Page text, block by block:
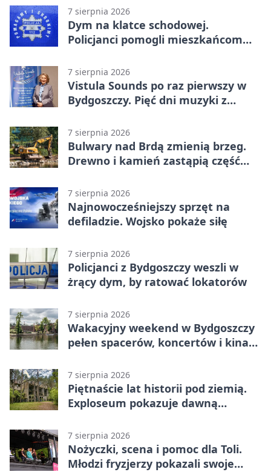
Bydgoszczanie wywieźli punkt z
Wronek
7 sierpnia 2026
Dym na klatce schodowej.
Policjanci pomogli mieszkańcom
7 sierpnia 2026
Vistula Sounds po raz pierwszy w
Bydgoszczy. Pięć dni muzyki z
7 sierpnia 2026
Bulwary nad Brdą zmienią brzeg.
Drewno i kamień zastąpią część
7 sierpnia 2026
Najnowocześniejszy sprzęt na
defiladzie. Wojsko pokaże siłę
7 sierpnia 2026
Policjanci z Bydgoszczy weszli w
żrący dym, by ratować lokatorów
7 sierpnia 2026
Wakacyjny weekend w Bydgoszczy
pełen spacerów, koncertów i kina
7 sierpnia 2026
Piętnaście lat historii pod ziemią.
Exploseum pokazuje dawną
7 sierpnia 2026
Nożyczki, scena i pomoc dla Toli.
Młodzi fryzjerzy pokazali swoje